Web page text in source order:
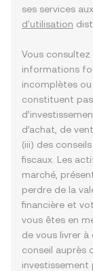
ses services
d'utilisation
Vous consultez
informations
incomplètes
constituent
d’achat, de
(iii) des
fiscaux. Les
marché,
perdre de la
financière et
vous êtes en
de vous livrer
conseil auprès